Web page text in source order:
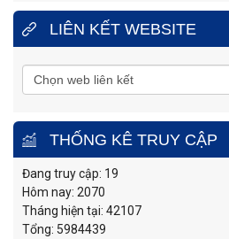
LIÊN KẾT WEBSITE
THỐNG KÊ TRUY CẬP
Đang truy cập: 19
Hôm nay: 2070
Tháng hiện tại: 42107
Tổng: 5984439